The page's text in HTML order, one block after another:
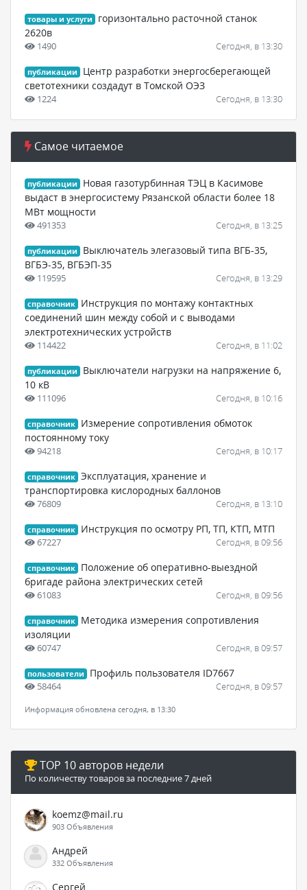
товары и услуги
горизонтально расточной станок
2620в
1490 Сегодня, в 13:30
публикации
Центр разработки энергосберегающей
светотехники создадут в Томской ОЭЗ
1224 Сегодня, в 13:30
Самое читаемое
публикации
Новая газотурбинная ТЭЦ в Касимове
выдаст в энергосистему Рязанской области более 18
МВт мощности
491353 Сегодня, в 13:25
публикации
Выключатель элегазовый типа ВГБ-35,
ВГБЭ-35, ВГБЭП-35
119595 Сегодня, в 13:29
справочник
Инструкция по монтажу контактных
соединений шин между собой и с выводами
электротехнических устройств
114422 Сегодня, в 11:02
публикации
Выключатели нагрузки на напряжение 6,
10 кВ
111096 Сегодня, в 10:16
справочник
Измерение сопротивления обмоток
постоянному току
94218 Сегодня, в 10:17
справочник Эксплуатация, хранение и
транспортировка кислородных баллонов
76809 Сегодня, в 13:10
справочник Инструкция по осмотру РП, ТП, КТП, МТП
67227 Сегодня, в 09:56
справочник
Положение об оперативно-выездной
бригаде района электрических сетей
61083 Сегодня, в 09:56
справочник
Методика измерения сопротивления
изоляции
60747 Сегодня, в 09:57
пользователи Профиль пользователя ID7667
58464 Сегодня, в 09:57
Информация обновлена сегодня, в 13:30
TOP 10 авторов недели
По количеству товаров за последние 7 дней
koemz@mail.ru
903 Объявления
Андрей
332 Объявления
Сергей